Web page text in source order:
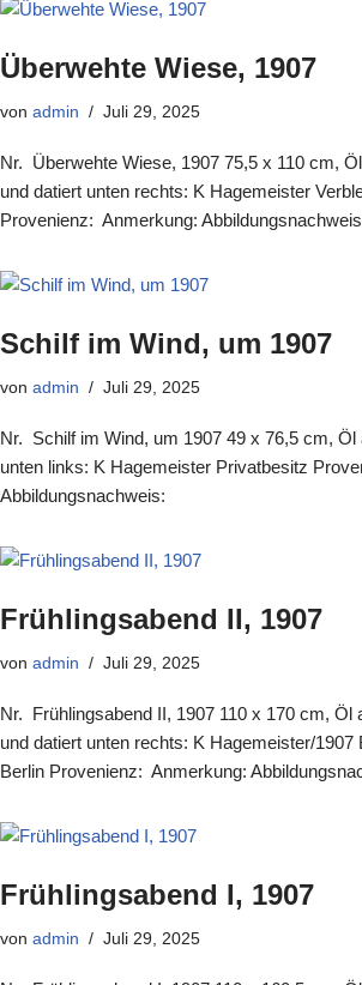
Überwehte Wiese, 1907
von admin Juli 29, 2025
Nr. Überwehte Wiese, 1907 75,5 x 110 cm,
und datiert unten rechts: K Hagemeister
Provenienz: Anmerkung:
Schilf im Wind, um 1907
von admin Juli 29, 2025
Nr. Schilf im Wind, um 1907 49 x 76,5 cm, Öl
unten links: K Hagemeister Privatbesitz
Abbildungsnachweis:
Frühlingsabend II, 1907
von admin Juli 29, 2025
Nr. Frühlingsabend II, 1907 110 x 170 cm, Öl
und datiert unten rechts: K Hagemeister/1907
Berlin Provenienz: Anmerkung:
Frühlingsabend I, 1907
von admin Juli 29, 2025